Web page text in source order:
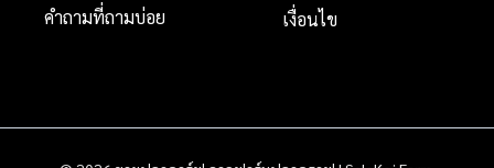
คำถามที่ถามบ่อย
เงื่อนไข